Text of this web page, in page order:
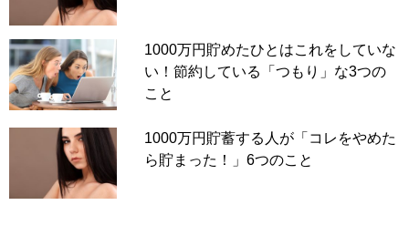
もちろん、東大生には悪い部分が存在します。
誤解のないように事前に言っておくと、非常識であるがた
めに他人に迷惑をかけるようなことはありません。
先日、友人がお母さんに「あんたたち東大生は社会的な常
38歳のぼくから見て、非常識だと思う東大生はいませんで
した。
そりゃ、大人と比べたらそうかもしれません。でも、同世
1000万円貯めたひとはこれをしていな
い！節約している「つもり」な3つの
こと
1000万円貯蓄する人が「コレをやめた
ら貯まった！」6つのこと